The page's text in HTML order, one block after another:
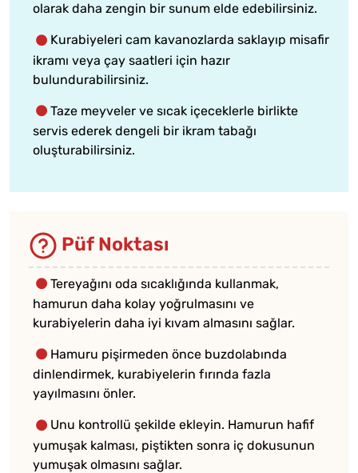
olarak daha zengin bir sunum elde edebilirsiniz.
Kurabiyeleri cam kavanozlarda saklayıp misafir
ikramı veya çay saatleri için hazır
bulundurabilirsiniz.
Taze meyveler ve sıcak içeceklerle birlikte
servis ederek dengeli bir ikram tabağı
oluşturabilirsiniz.
Püf Noktası
Tereyağını oda sıcaklığında kullanmak,
hamurun daha kolay yoğrulmasını ve
kurabiyelerin daha iyi kıvam almasını sağlar.
Hamuru pişirmeden önce buzdolabında
dinlendirmek, kurabiyelerin fırında fazla
yayılmasını önler.
Unu kontrollü şekilde ekleyin. Hamurun hafif
yumuşak kalması, piştikten sonra iç dokusunun
yumuşak olmasını sağlar.